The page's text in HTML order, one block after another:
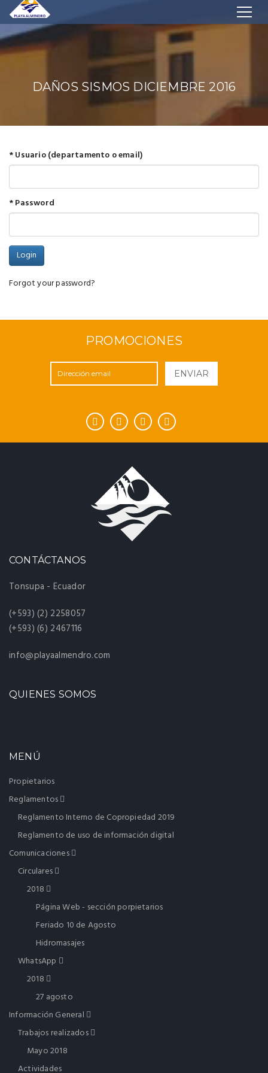
DAÑOS SISMOS DICIEMBRE 2016
* Usuario (departamento o email)
* Password
Forgot your password?
PROMOCIONES
ENVIAR
CONTÁCTANOS
Tonsupa - Ecuador
(+593) (2) 2258057
(+593) (6) 2467116
info@playaalmendro.com
QUIENES SOMOS
MENÚ
Propietarios
Reglamentos
Reglamento Interno de Copropiedad 2019
Reglamento de uso de información digital
Comunicaciones
Circulares
2018
Página Web - sección porpietarios
Feriado 10 de Agosto
Hidromasajes
WhatsApp
2018
27 agosto
Información General
Trabajos realizados
Mayo 2018
Actividades